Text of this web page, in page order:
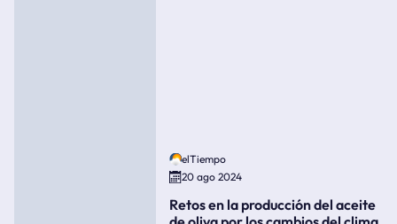
elTiempo
20 ago 2024
Retos en la producción del aceite